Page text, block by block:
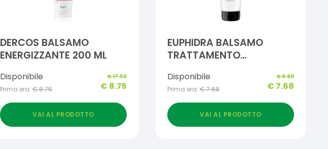
DERCOS BALSAMO
ENERGIZZANTE 200 ML
Disponibile
Prima era: €8.75
€17.50
€ 8.75
VAI AL PRODOTTO
EUPHIDRA BALSAMO
TRATTAMENTO
RINFORZANTE 200 ML
Disponibile
Prima era: €7.68
€9.90
€ 7.68
VAI AL PRODOTTO